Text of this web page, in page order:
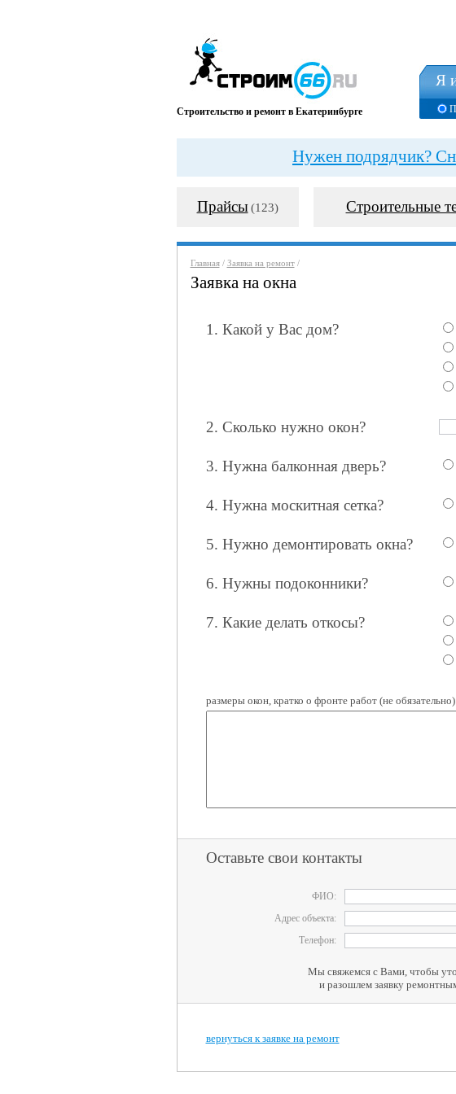
Строительство и ремонт в Екатеринбурге
Я
Нужен подрядчик?
Прайсы (123) Строительные
Главная/ Заявка на ремонт/
Заявка на окна
1. Какой у Вас дом?
2. Сколько нужно окон?
3. Нужна балконная дверь?
4. Нужна москитная сетка?
5. Нужно демонтировать окна?
6. Нужны подоконники?
7. Какие делать откосы?
размеры окон, кратко о фронте работ (не обязательно)
Оставьте свои контакты
ФИО:
Адрес объекта:
Телефон:
Мы свяжемся с Вами, чтобы
и разошлем заявку
вернуться к заявке на ремонт